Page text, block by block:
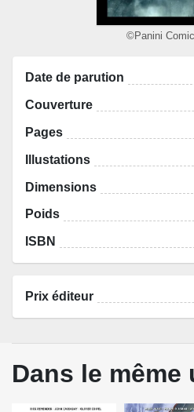
©Panini
Date de parution
Couverture
Pages
Illustations
Dimensions
Poids
ISBN
Prix éditeur
Dans le même